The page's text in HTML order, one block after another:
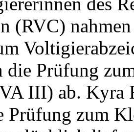
(RVC)
die Prüfung
III) ab. Kyra
Prüfung zum